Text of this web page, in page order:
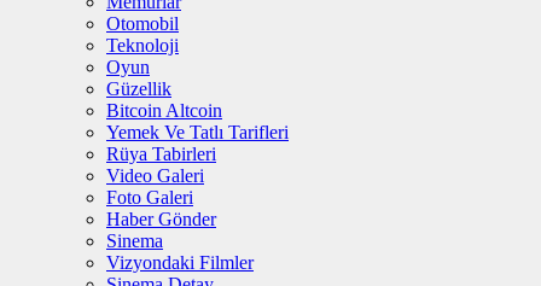
Otomobil
Teknoloji
Oyun
Güzellik
Bitcoin Altcoin
Yemek Ve Tatlı Tarifleri
Rüya Tabirleri
Video Galeri
Foto Galeri
Haber Gönder
Sinema
Vizyondaki Filmler